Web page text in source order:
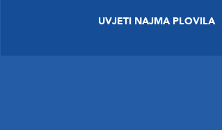
UVJETI NAJMA PLOVILA